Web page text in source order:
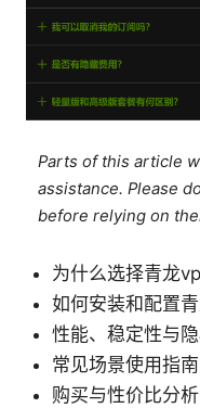
Parts of this article
assistance. Please
before relying on
为什么选择青龙
如何安装和配置
性能、稳定性与
常见场景使用指
购买与性价比分